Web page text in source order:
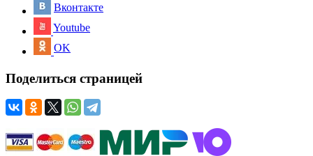
Вконтакте
Youtube
OK
Поделиться страницей